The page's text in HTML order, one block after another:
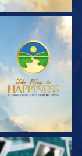
SE